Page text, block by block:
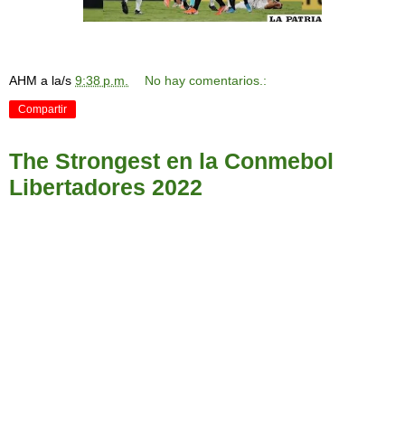
AHM a la/s 9:38 p.m. No hay comentarios.:
Compartir
The Strongest en la Conmebol
Libertadores 2022